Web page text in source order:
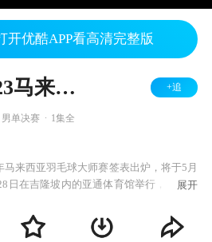
开优酷APP看高清完整版
2023马来西亚羽毛球大师赛 男单决赛 普兰诺伊VS翁泓阳 +追
男单决赛 1集全
马来西亚羽毛球大师赛签表出炉，将于5月
日在吉隆坡内的亚通体育馆举行，属于第
赛，也是世界羽联世界巡回赛的其中一
事总奖金42万美元。
展开